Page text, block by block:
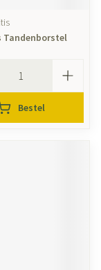
Tandenborstel
Bestel